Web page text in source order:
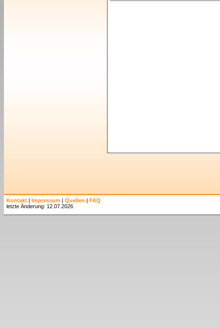
Kontakt | Impressum | Quellen | FAQ
letzte Änderung: 12.07.2026